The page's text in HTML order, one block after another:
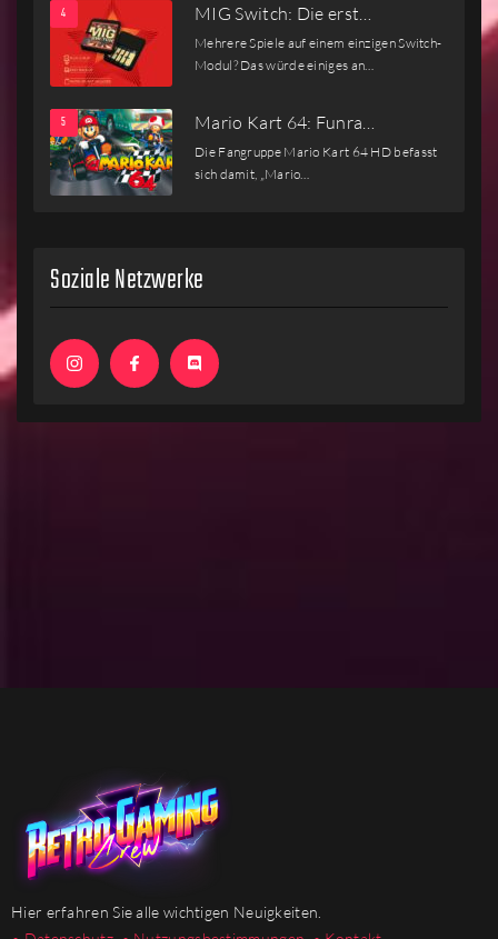
MIG Switch: Die erst…
Mehrere Spiele auf einem einzigen Switch-
Modul? Das würde einiges an…
Mario Kart 64: Funra…
Die Fangruppe Mario Kart 64 HD befasst
sich damit, „Mario…
Soziale Netzwerke
Hier erfahren Sie alle wichtigen Neuigkeiten.